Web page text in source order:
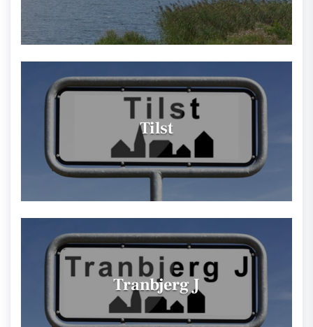
Tilst
Tranbjerg J